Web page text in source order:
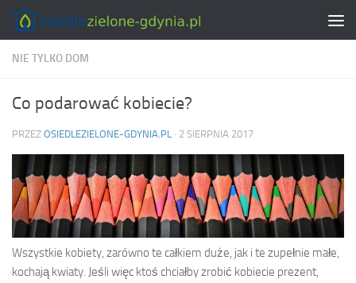
Skip to content
NIE TYLKO DOM
Co podarować kobiecie?
PRZEZ OSIEDLEZIELONE-GDYNIA.PL · 2 SIERPNIA 2017
Wszystkie kobiety, zarówno te całkiem duże, jak i te zupełnie małe,
kochają kwiaty. Jeśli więc ktoś chciałby zrobić kobiecie prezent,